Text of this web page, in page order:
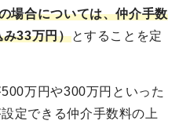
場合については、仲介手数
み33万円）とすることを定
万円や300万円といった
定できる仲介手数料の上